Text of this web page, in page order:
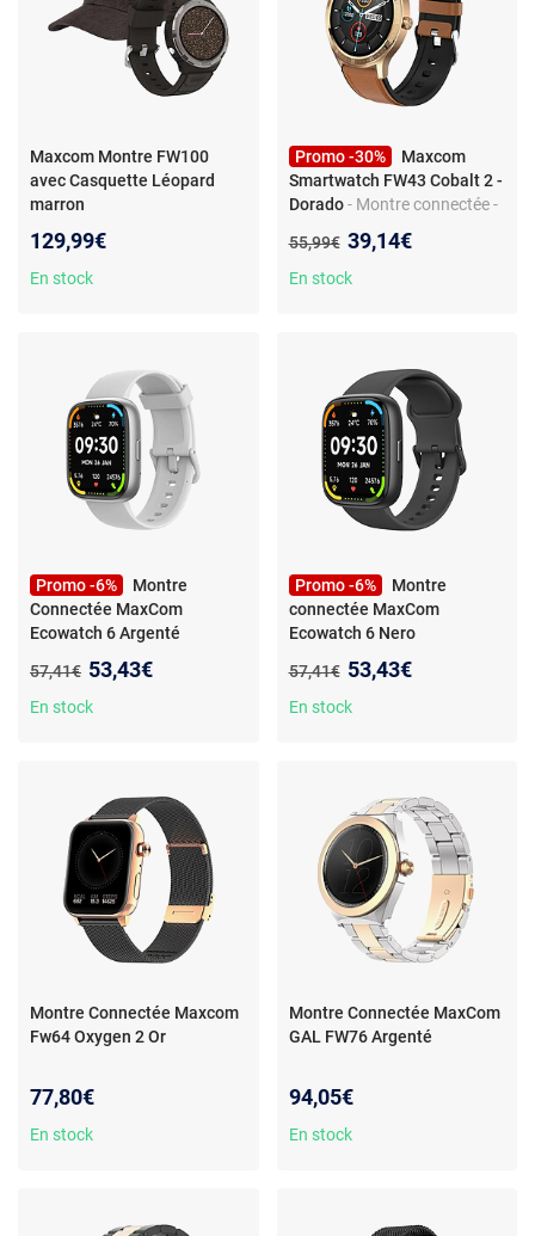
Maxcom Montre FW100
avec Casquette Léopard
marron
129,99€
En stock
Promo -30%
Maxcom
Smartwatch FW43 Cobalt 2 -
Dorado - Montre connectée -
modes sportifs - Étanche
IP67
Ancien prix :
55,99€ Nouveau prix :
39,14€
En stock
Promo -6%
Montre
Connectée MaxCom
Ecowatch 6 Argenté
Ancien prix :
57,41€ Nouveau prix :
53,43€
En stock
Promo -6%
Montre
connectée MaxCom
Ecowatch 6 Nero
Ancien prix :
57,41€ Nouveau prix :
53,43€
En stock
Montre Connectée Maxcom
Fw64 Oxygen 2 Or
77,80€
En stock
Montre Connectée MaxCom
GAL FW76 Argenté
94,05€
En stock